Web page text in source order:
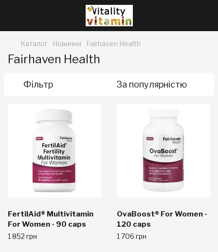
Каталог Новинки Fairhaven Health
Fairhaven Health
Фільтр За популярністю
FertilAid® Multivitamin
For Women - 90 caps
1 852 грн
OvaBoost® For Women -
120 caps
1 706 грн